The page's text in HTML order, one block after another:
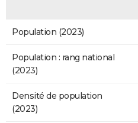
Population (2023)
Population : rang national
(2023)
Densité de population
(2023)